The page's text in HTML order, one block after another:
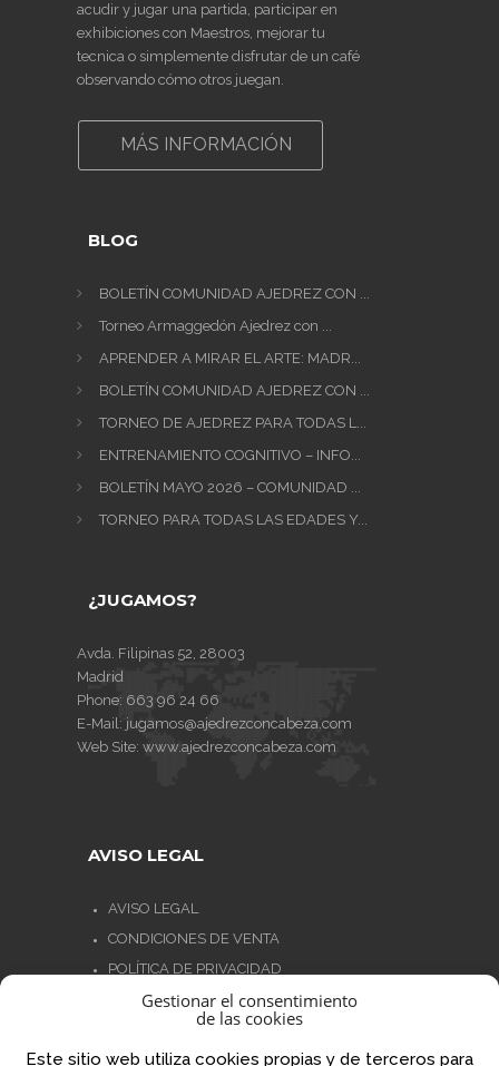
Gestionar el consentimiento
de las cookies
Este sitio web utiliza cookies propias y de terceros para
acudir y jugar una partida, participar en
exhibiciones con Maestros, mejorar tu
tecnica o simplemente disfrutar de un café
observando cómo otros juegan.
MÁS INFORMACIÓN
BLOG
BOLETÍN COMUNIDAD AJEDREZ CON ...
Torneo Armaggedón Ajedrez con ...
APRENDER A MIRAR EL ARTE: MADR...
BOLETÍN COMUNIDAD AJEDREZ CON ...
TORNEO DE AJEDREZ PARA TODAS L...
ENTRENAMIENTO COGNITIVO – INFO...
BOLETÍN MAYO 2026 – COMUNIDAD ...
TORNEO PARA TODAS LAS EDADES Y...
¿JUGAMOS?
Avda. Filipinas 52, 28003
Madrid
Phone: 663 96 24 66
E-Mail: jugamos@ajedrezconcabeza.com
Web Site: www.ajedrezconcabeza.com
AVISO LEGAL
AVISO LEGAL
CONDICIONES DE VENTA
POLÍTICA DE PRIVACIDAD
POLÍTICA DE COOKIES
NORMATIVA AJEDREZ CON CABEZA